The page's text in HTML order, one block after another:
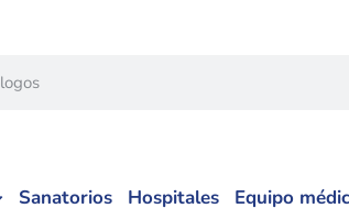
Sanatorios Hospitales Equipo